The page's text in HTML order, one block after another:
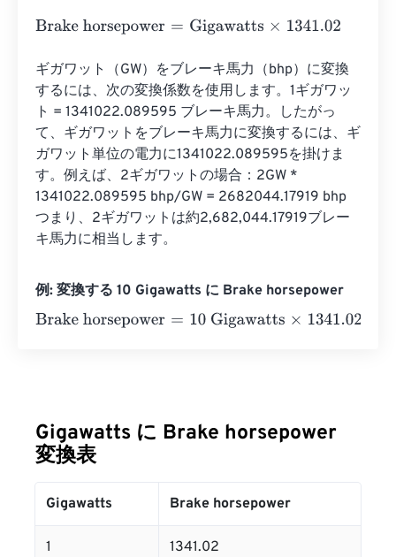
Brake horsepower=Gigawatts×1341.02
ギガワット（GW）をブレーキ馬力（bhp）に変換
するには、次の変換係数を使用します。1ギガワッ
ト = 1341022.089595 ブレーキ馬力。したがっ
て、ギガワットをブレーキ馬力に変換するには、ギ
ガワット単位の電力に1341022.089595を掛けま
す。例えば、2ギガワットの場合：2GW *
1341022.089595 bhp/GW = 2682044.17919 bhp
つまり、2ギガワットは約2,682,044.17919ブレー
キ馬力に相当します。
例: 変換する 10 Gigawatts に Brake horsepower
Brake horsepower=10 Gigawatts×1341.02= 13410.2
Gigawatts に Brake horsepower
変換表
Gigawatts Brake horsepower
1 1341.02